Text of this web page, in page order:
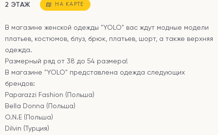
2 ЭТАЖ НА КАРТЕ
В магазине женской одежды "YOLO" вас ждут модные модели
платьев, костюмов, блуз, брюк, платьев, шорт, а также верхняя
одежда.
Размерный ряд от 38 до 54 размера!
В магазине "YOLO" представлена одежда следующих
брендов:
Paparazzi Fashion (Польша)
Bella Donna (Польша)
O.N.E (Польша)
Dilvin (Турция)